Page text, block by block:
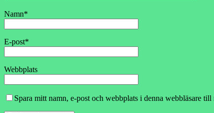
Namn*
E-post*
Webbplats
Spara mitt namn, e-post och webbplats i denna webbläsare till